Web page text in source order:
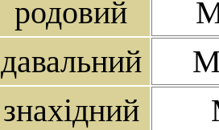
родовий
давальний
знахідний